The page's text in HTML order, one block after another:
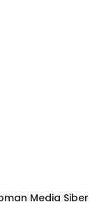
Media Siber